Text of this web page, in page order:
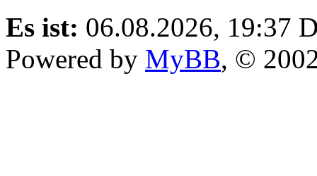
Es ist: 06.08.2026, 19:37
Powered by MyBB, ©